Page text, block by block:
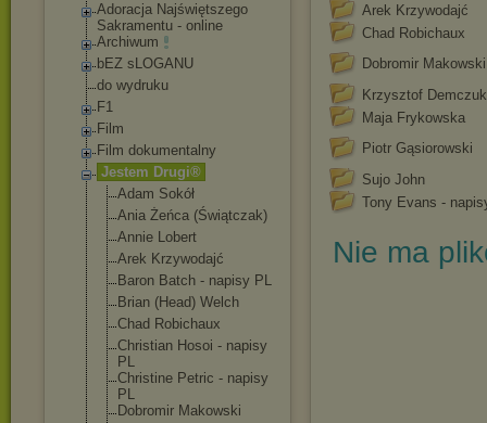
Adoracja Najświętszego
Sakramentu - online
Archiwum
bEZ sLOGANU
do wydruku
F1
Film
Film dokumentalny
Jestem Drugi®
Adam Sokół
Ania Żeńca (Świątczak)
Annie Lobert
Arek Krzywodajć
Baron Batch - napisy PL
Brian (Head) Welch
Chad Robichaux
Christian Hosoi - napisy
PL
Christine Petric - napisy
PL
Dobromir Makowski
Arek Krzywodajć
Chad Robichaux
Dobromir Makowski
Krzysztof Demczuk
Maja Frykowska
Piotr Gąsiorowski
Sujo John
Tony Evans -
Nie ma